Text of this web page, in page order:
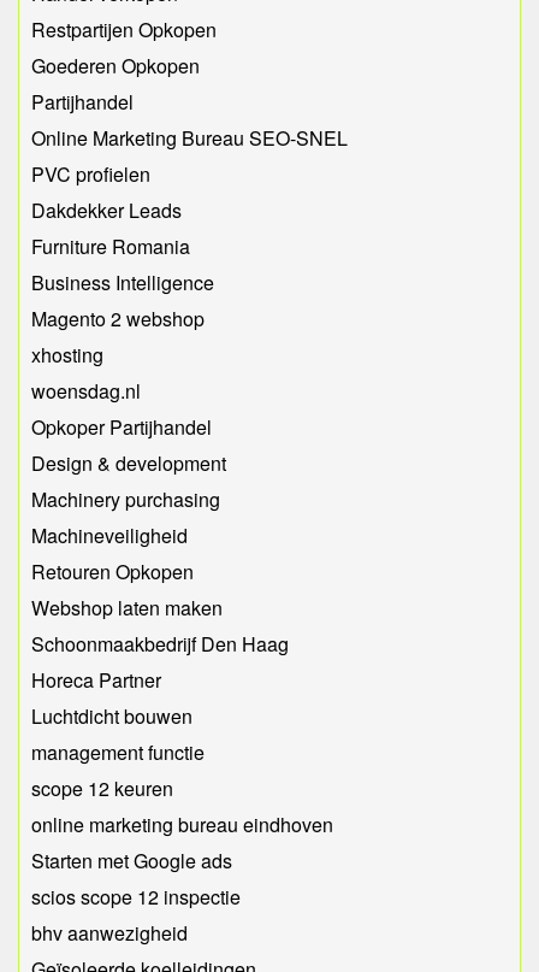
Restpartijen Opkopen
Goederen Opkopen
Partijhandel
Online Marketing Bureau SEO-SNEL
PVC profielen
Dakdekker Leads
Furniture Romania
Business Intelligence
Magento 2 webshop
xhosting
woensdag.nl
Opkoper Partijhandel
Design & development
Machinery purchasing
Machineveiligheid
Retouren Opkopen
Webshop laten maken
Schoonmaakbedrijf Den Haag
Horeca Partner
Luchtdicht bouwen
management functie
scope 12 keuren
online marketing bureau eindhoven
Starten met Google ads
scios scope 12 inspectie
bhv aanwezigheid